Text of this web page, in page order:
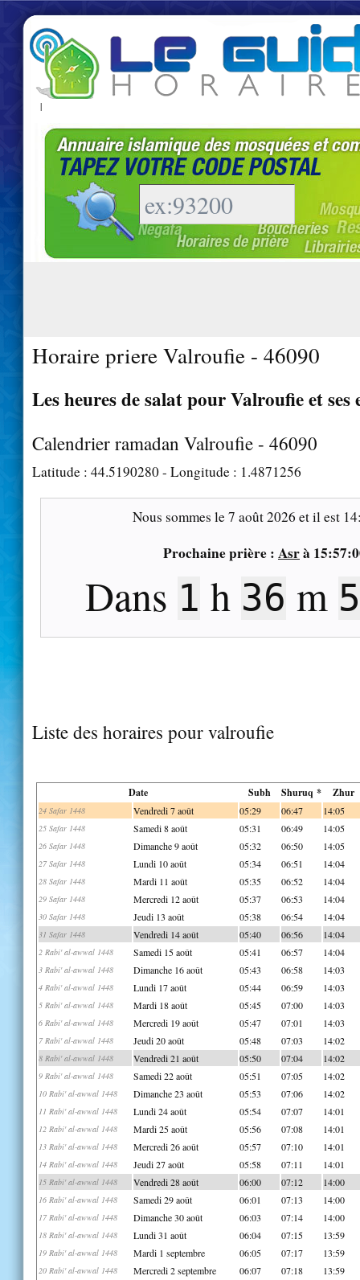
|
Horaire priere Valroufie - 46090
Les heures de salat pour Valroufie et ses
Calendrier ramadan Valroufie - 46090
Latitude : 44.5190280- Longitude : 1.4871256
Nous sommes le7 août 2026 et il est
Prochaine prière : Asrà
Dans 1 h 36 m
Liste des horaires pour valroufie
Date Subh Shuruq * Zhur
24 Safar 1448 Vendredi 7 août 05:29 06:47 14:05
25 Safar 1448 Samedi 8 août 05:31 06:49 14:05
26 Safar 1448 Dimanche 9 août 05:32 06:50 14:05
27 Safar 1448 Lundi 10 août 05:34 06:51 14:04
28 Safar 1448 Mardi 11 août 05:35 06:52 14:04
29 Safar 1448 Mercredi 12 août 05:37 06:53 14:04
30 Safar 1448 Jeudi 13 août 05:38 06:54 14:04
31 Safar 1448 Vendredi 14 août 05:40 06:56 14:04
2 Rabi' al-awwal 1448 Samedi 15 août 05:41 06:57 14:04
3 Rabi' al-awwal 1448 Dimanche 16 août 05:43 06:58 14:03
4 Rabi' al-awwal 1448 Lundi 17 août 05:44 06:59 14:03
5 Rabi' al-awwal 1448 Mardi 18 août 05:45 07:00 14:03
6 Rabi' al-awwal 1448 Mercredi 19 août 05:47 07:01 14:03
7 Rabi' al-awwal 1448 Jeudi 20 août 05:48 07:03 14:02
8 Rabi' al-awwal 1448 Vendredi 21 août 05:50 07:04 14:02
9 Rabi' al-awwal 1448 Samedi 22 août 05:51 07:05 14:02
10 Rabi' al-awwal 1448 Dimanche 23 août 05:53 07:06 14:02
11 Rabi' al-awwal 1448 Lundi 24 août 05:54 07:07 14:01
12 Rabi' al-awwal 1448 Mardi 25 août 05:56 07:08 14:01
13 Rabi' al-awwal 1448 Mercredi 26 août 05:57 07:10 14:01
14 Rabi' al-awwal 1448 Jeudi 27 août 05:58 07:11 14:01
15 Rabi' al-awwal 1448 Vendredi 28 août 06:00 07:12 14:00
16 Rabi' al-awwal 1448 Samedi 29 août 06:01 07:13 14:00
17 Rabi' al-awwal 1448 Dimanche 30 août 06:03 07:14 14:00
18 Rabi' al-awwal 1448 Lundi 31 août 06:04 07:15 13:59
19 Rabi' al-awwal 1448 Mardi 1 septembre 06:05 07:17 13:59
20 Rabi' al-awwal 1448 Mercredi 2 septembre 06:07 07:18 13:59